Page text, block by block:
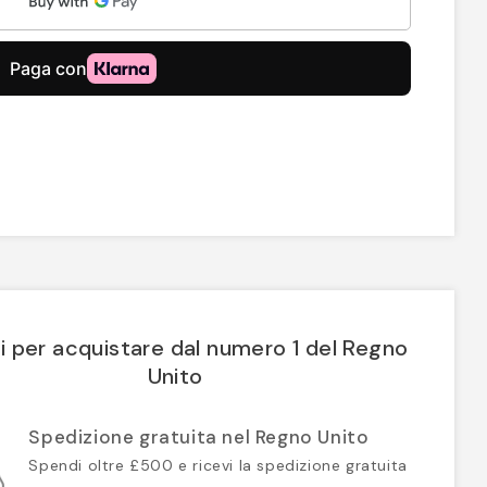
per acquistare dal numero 1 del Regno
Unito
Spedizione gratuita nel Regno Unito
Spendi oltre £500 e ricevi la spedizione gratuita